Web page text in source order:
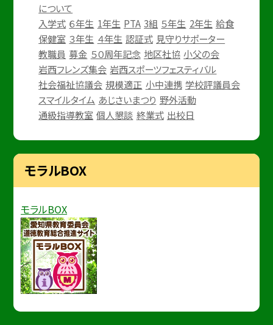
について
入学式 ６年生 1年生 PTA 3組 ５年生 2年生 給食
保健室 ３年生 ４年生 認証式 見守りサポーター
教職員 募金 ５０周年記念 地区社協 小父の会
岩西フレンズ集会 岩西スポーツフェスティバル
社会福祉協議会 規模適正 小中連携 学校評議員会
スマイルタイム あじさいまつり 野外活動
通級指導教室 個人懇談 終業式 出校日
モラルBOX
モラルBOX